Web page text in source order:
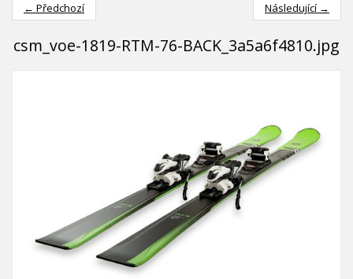
← Předchozí Následující →
csm_voe-1819-RTM-76-BACK_3a5a6f4810.jpg